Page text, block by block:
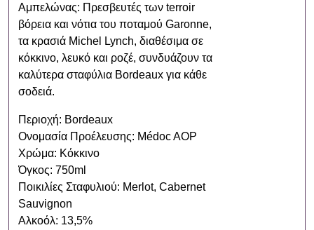
Αμπελώνας: Πρεσβευτές των terroir
βόρεια και νότια του ποταμού Garonne,
τα κρασιά Michel Lynch, διαθέσιμα σε
κόκκινο, λευκό και ροζέ, συνδυάζουν τα
καλύτερα σταφύλια Bordeaux για κάθε
σοδειά.
Περιοχή: Bordeaux
Ονομασία Προέλευσης: Médoc AOP
Χρώμα: Κόκκινο
Όγκος: 750ml
Ποικιλίες Σταφυλιού: Merlot, Cabernet
Sauvignon
Αλκοόλ: 13,5%